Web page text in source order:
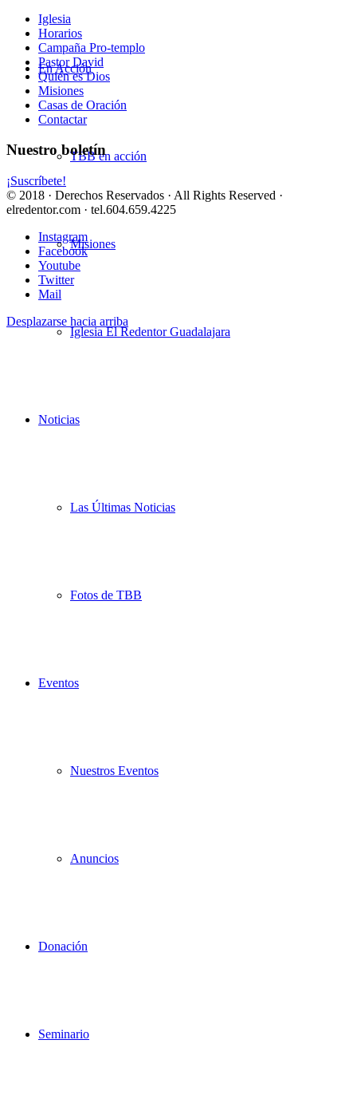
En Acción
TBB en acción
Misiones
Iglesia El Redentor Guadalajara
Noticias
Las Últimas Noticias
Fotos de TBB
Eventos
Nuestros Eventos
Anuncios
Donación
Seminario
Iglesia
Horarios
Campaña Pro-templo
Pastor David
Quién es Dios
Misiones
Casas de Oración
Contactar
Nuestro boletín
¡Suscríbete!
© 2018 · Derechos Reservados · All Rights Reserved ·
elredentor.com · tel.604.659.4225
Instagram
Facebook
Youtube
Twitter
Mail
Desplazarse hacia arriba